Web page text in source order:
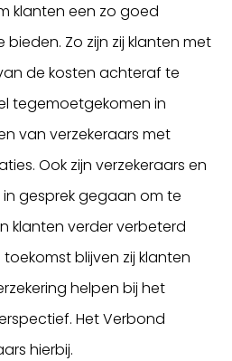
klanten een zo goed
Zo zijn zij klanten met
de kosten achteraf te
tegemoetgekomen in
van verzekeraars met
Ook zijn verzekeraars en
gesprek gegaan om te
klanten verder verbeterd
blijven zij klanten
helpen bij het
Het Verbond
hierbij.